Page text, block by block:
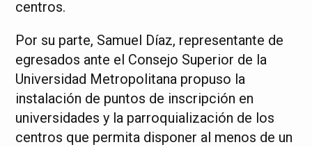
centros.
Por su parte, Samuel Díaz, representante de
egresados ante el Consejo Superior de la
Universidad Metropolitana propuso la
instalación de puntos de inscripción en
universidades y la parroquialización de los
centros que permita disponer al menos de un